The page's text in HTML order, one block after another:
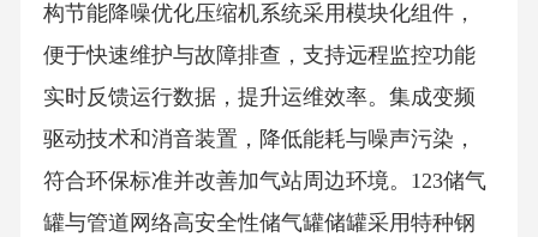
构节能降噪优化压缩机系统采用模块化组件，
便于快速维护与故障排查，支持远程监控功能
实时反馈运行数据，提升运维效率。集成变频
驱动技术和消音装置，降低能耗与噪声污染，
符合环保标准并改善加气站周边环境。123储气
罐与管道网络高安全性储气罐储罐采用特种钢